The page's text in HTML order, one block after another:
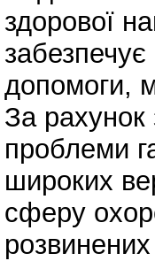
здорової
допомоги,
За рахунок
проблеми
широких
сферу